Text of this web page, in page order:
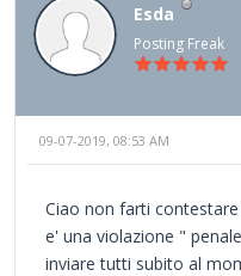
Esda
Posting Freak
09-07-2019, 08:53 AM
Ciao non farti
e' una violazione "
inviare tutti subito al